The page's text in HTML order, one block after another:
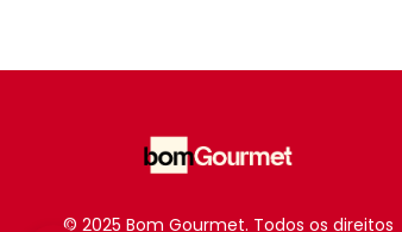
© 2025 Bom Gourmet. Todos os direitos